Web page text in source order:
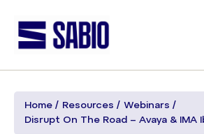
Home Resources
Webinars
Disrupt On The Road – Avaya & IMA